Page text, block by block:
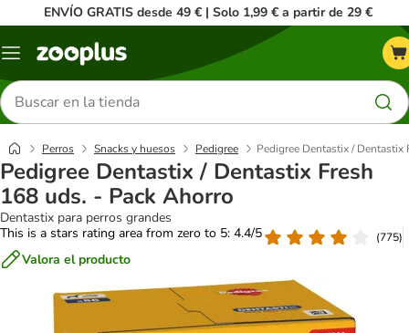
ENVÍO GRATIS desde 49 € | Solo 1,99 € a partir de 29 €
Menú
Buscar
productos
Perros Snacks y huesos Pedigree Pedigree Dentastix /
Pedigree Dentastix / Dentastix Fresh
168 uds. - Pack Ahorro
Dentastix para perros grandes
This is a stars rating area from zero to 5: 4.4/5
(775)
Valora el producto